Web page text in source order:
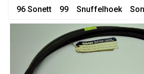
96 Sonett 99 Snuffelhoek